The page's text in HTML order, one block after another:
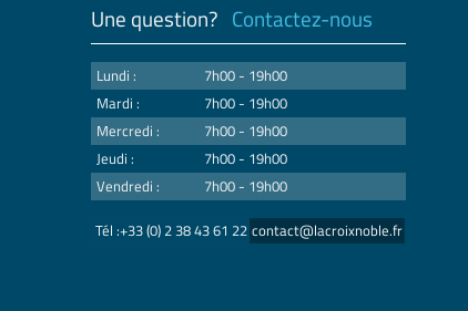
Une question? Contactez-nous
Lundi :
7h00 - 19h00
Mardi :
7h00 - 19h00
Mercredi :
7h00 - 19h00
Jeudi :
7h00 - 19h00
Vendredi :
7h00 - 19h00
Tél :+33 (0) 2 38 43 61 22 contact@lacroixnoble.fr